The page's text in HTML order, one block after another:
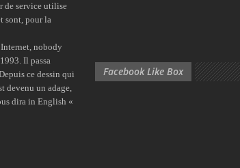
de service utilise
sont, pour la
Internet, nobody
Il passa
ce dessin qui
devenu un adage,
dira in English «
Facebook Like Box